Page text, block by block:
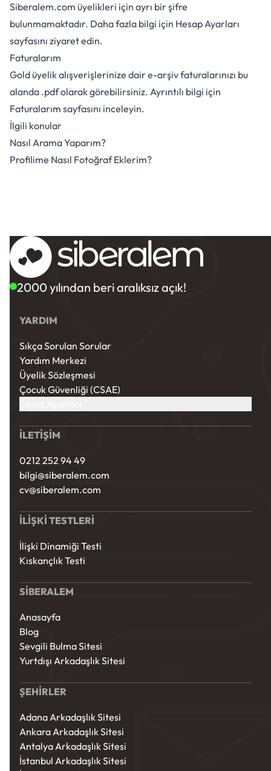
Siberalem.com üyelikleri için ayrı bir şifre
bulunmamaktadır. Daha fazla bilgi için Hesap Ayarları
sayfasını ziyaret edin.
Faturalarım
Gold üyelik alışverişlerinize dair e-arşiv faturalarınızı bu
alanda .pdf olarak görebilirsiniz. Ayrıntılı bilgi için
Faturalarım sayfasını inceleyin.
İlgili konular
Nasıl Arama Yaparım?
Profilime Nasıl Fotoğraf Eklerim?
2000 yılından beri aralıksız açık!
YARDIM
Sıkça Sorulan Sorular
Yardım Merkezi
Üyelik Sözleşmesi
Çocuk Güvenliği (CSAE)
İLETİŞİM
0212 252 94 49
bilgi@siberalem.com
cv@siberalem.com
İLİŞKİ TESTLERİ
İlişki Dinamiği Testi
Kıskançlık Testi
SİBERALEM
Anasayfa
Blog
Sevgili Bulma Sitesi
Yurtdışı Arkadaşlık Sitesi
ŞEHİRLER
Adana Arkadaşlık Sitesi
Ankara Arkadaşlık Sitesi
Antalya Arkadaşlık Sitesi
İstanbul Arkadaşlık Sitesi